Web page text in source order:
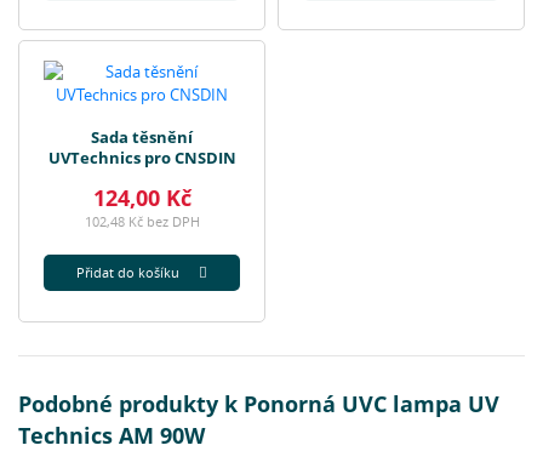
Sada těsnění
UVTechnics pro CNSDIN
124,00 Kč
102,48 Kč bez DPH
Přidat do košíku
Podobné produkty k Ponorná UVC lampa UV
Technics AM 90W